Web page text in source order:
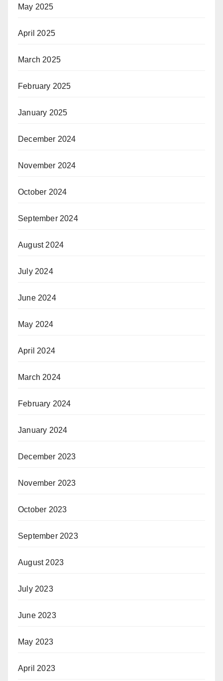
May 2025
April 2025
March 2025
February 2025
January 2025
December 2024
November 2024
October 2024
September 2024
August 2024
July 2024
June 2024
May 2024
April 2024
March 2024
February 2024
January 2024
December 2023
November 2023
October 2023
September 2023
August 2023
July 2023
June 2023
May 2023
April 2023